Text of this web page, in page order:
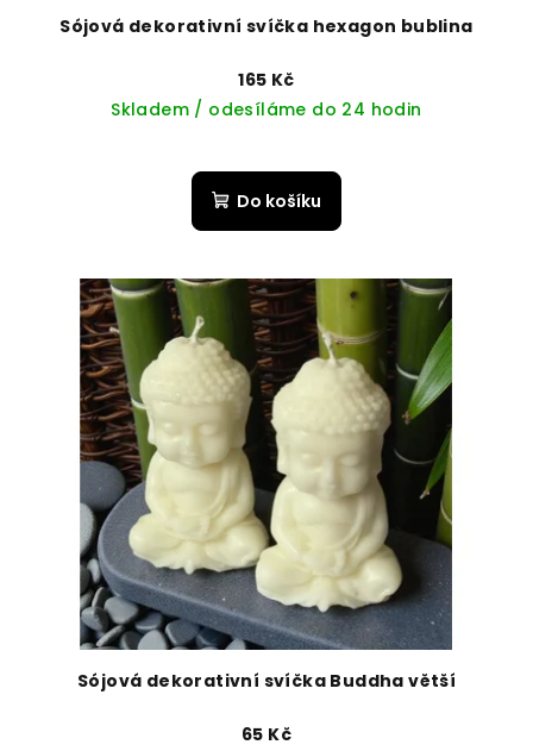
Sójová dekorativní svíčka hexagon bublina
165 Kč
Skladem / odesíláme do 24 hodin
Do košíku
Sójová dekorativní svíčka Buddha větší
65 Kč